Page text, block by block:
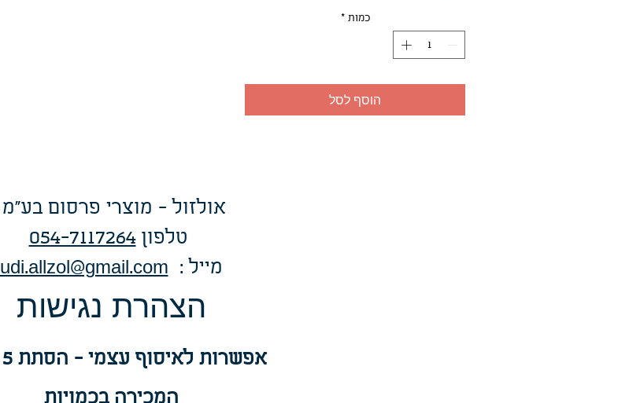
כמות *
הוסף לסל
אולזול - מוצרי פרסום בע"מ
טלפון054-7117264
udi.allzol@gmail.com
: מייל
הצהרת נגישות
אפשרות לאיסוף עצמי - הסתת 5 חולון
המכירה בכמויות